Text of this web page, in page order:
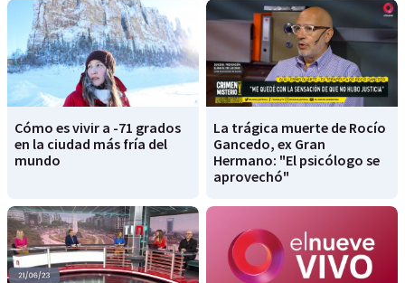
Cómo es vivir a -71 grados
en la ciudad más fría del
mundo
La trágica muerte de Rocío
Gancedo, ex Gran
Hermano: "El psicólogo se
aprovechó"